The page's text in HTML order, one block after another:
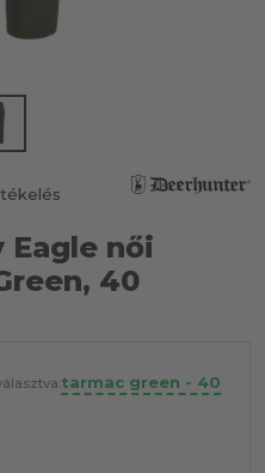
Eagle női
40
tarmac green - 40